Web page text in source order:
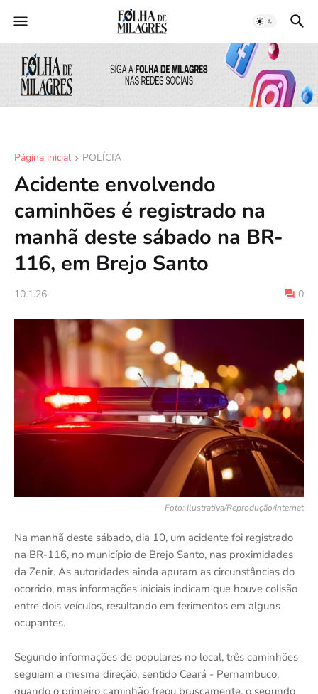
Página inicial POLÍCIA
Acidente envolvendo
caminhões é registrado na
manhã deste sábado na BR-
116, em Brejo Santo
10.1.26 0
Foto: Ilustrativa/Reprodução/Internet
Na manhã deste sábado, dia 10, um acidente foi registrado
na BR-116, no município de Brejo Santo, nas proximidades
da Zenir. As autoridades ainda apuram as circunstâncias do
ocorrido, mas informações iniciais indicam que houve colisão
entre dois veículos, resultando em ferimentos em alguns
ocupantes.
Segundo informações de populares no local, três caminhões
seguiam a mesma direção, sentido Ceará - Pernambuco,
quando o primeiro caminhão freou bruscamente, o segundo